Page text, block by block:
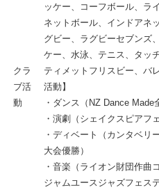
クラ
ブ活
動
ッケー、コーフボール、ラ
ネットボール、インドアネ
グビー、ラグビーセブンズ
ケー、水泳、テニス、タッ
ティメットフリスビー、バ
活動】
・ダンス（NZ Dance Made
・演劇（シェイクスピアフ
・ディベート（カンタベリ
大会優勝）
・音楽（ライオン財団作曲
ジャムユースジャズフェス